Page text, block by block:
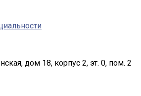
дом 18, корпус 2, эт. 0, пом. 2